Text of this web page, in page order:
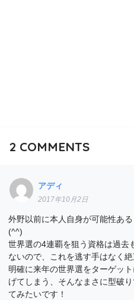
2 COMMENTS
アディ
2017年10月2日
外野以前に本人自身が可能性あ
(^^)
世界選の4連覇を狙う資格は過去
ないので、これを逃す手はなく
明確に来年の世界選をターゲッ
げてしまう、そんなまさに型破
てみたいです！